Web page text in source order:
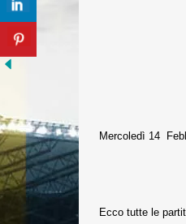
Mercoledì 14
Ecco tutte le